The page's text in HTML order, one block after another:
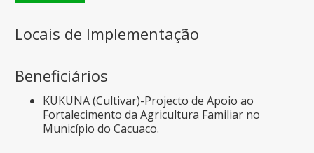
Locais de Implementação
Beneficiários
KUKUNA (Cultivar)-Projecto de Apoio ao
Fortalecimento da Agricultura Familiar no
Município do Cacuaco.